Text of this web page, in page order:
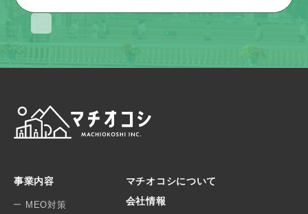
事業内容
MEO対策
マチオコシについて
会社情報